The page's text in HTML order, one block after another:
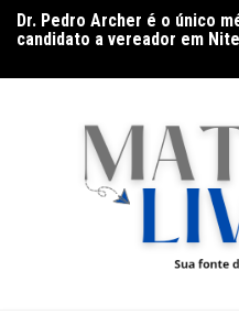
para
conteúdo
candidato a vereador em
De olho no líder: Jhonathan